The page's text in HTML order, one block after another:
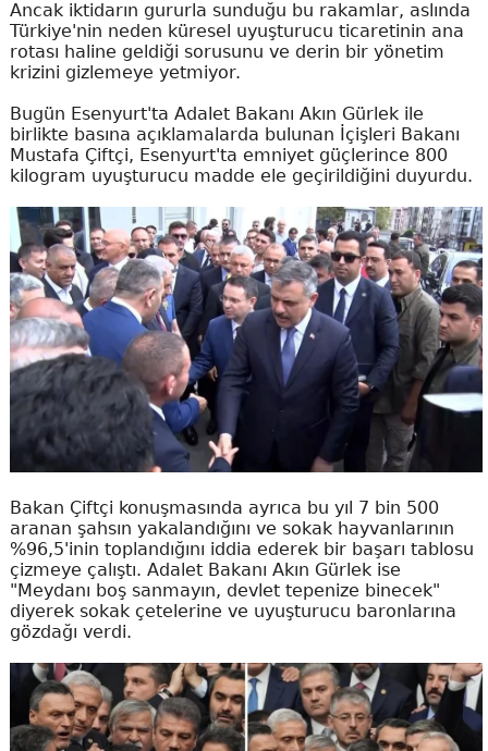
Ancak iktidarın gururla sunduğu bu rakamlar, aslında
Türkiye'nin neden küresel uyuşturucu ticaretinin ana
rotası haline geldiği sorusunu ve derin bir yönetim
krizini gizlemeye yetmiyor.
Bugün Esenyurt'ta Adalet Bakanı Akın Gürlek ile
birlikte basına açıklamalarda bulunan İçişleri Bakanı
Mustafa Çiftçi, Esenyurt'ta emniyet güçlerince 800
kilogram uyuşturucu madde ele geçirildiğini duyurdu.
Bakan Çiftçi konuşmasında ayrıca bu yıl 7 bin 500
aranan şahsın yakalandığını ve sokak hayvanlarının
%96,5'inin toplandığını iddia ederek bir başarı tablosu
çizmeye çalıştı. Adalet Bakanı Akın Gürlek ise
"Meydanı boş sanmayın, devlet tepenize binecek"
diyerek sokak çetelerine ve uyuşturucu baronlarına
gözdağı verdi.